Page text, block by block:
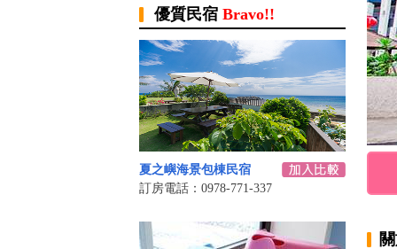
優質民宿 Bravo!!
夏之嶼海景包棟民宿
訂房電話：0978-771-337